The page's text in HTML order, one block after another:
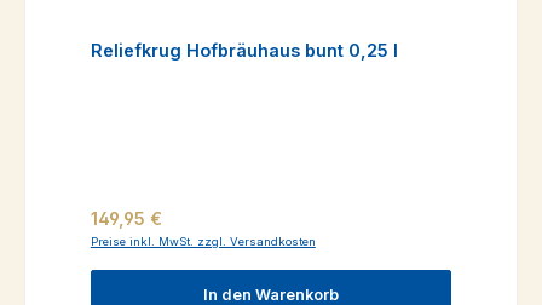
Reliefkrug Hofbräuhaus bunt 0,25 l
Regulärer Preis:
149,95 €
Preise inkl. MwSt. zzgl. Versandkosten
In den Warenkorb